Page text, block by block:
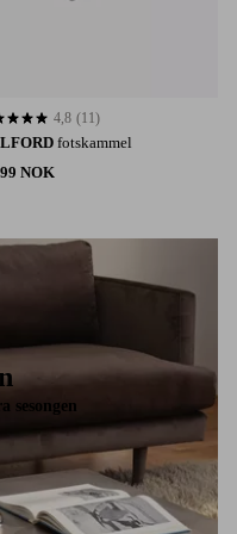
fotskammel
NOK
på 11 karaktergivninger
4,8 (11)
sesongen